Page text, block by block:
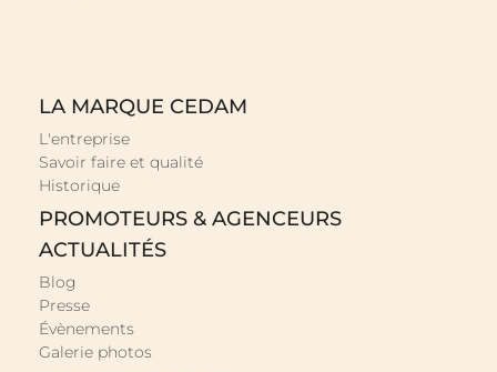
LA MARQUE CEDAM
L'entreprise
Savoir faire et qualité
Historique
PROMOTEURS & AGENCEURS
ACTUALITÉS
Blog
Presse
Évènements
Galerie photos